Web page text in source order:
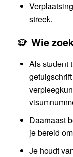
streek.
Wie
Als student
Daarnaast
je bereid
Je houdt